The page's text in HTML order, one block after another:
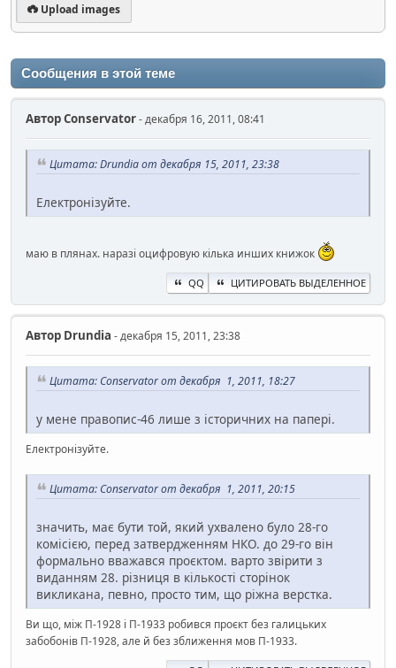
Upload images
Сообщения в этой теме
АвторConservator- декабря 16, 2011, 08:41
Цитата: Drundia от декабря 15, 2011, 23:38
Електронізуйте.
маю в плянах. наразі оцифровую кілька инших книжок
QQ ЦИТИРОВАТЬ ВЫДЕЛЕННОЕ
Автор Drundia - декабря 15, 2011, 23:38
Цитата: Conservator от декабря 1, 2011, 18:27
у мене правопис-46 лише з історичних на папері.
Електронізуйте.
Цитата: Conservator от декабря 1, 2011, 20:15
значить, має бути той, який ухвалено було 28-го
комісією, перед затвердженням НКО. до 29-го він
формально вважався проєктом. варто звірити з
виданням 28. різниця в кількості сторінок
викликана, певно, просто тим, що ріжна верстка.
Ви що, між П-1928 і П-1933 робився проєкт без галицьких
забобонів П-1928, але й без зближення мов П-1933.